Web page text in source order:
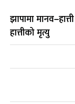
झापामा
हात्तीको मृत्यु